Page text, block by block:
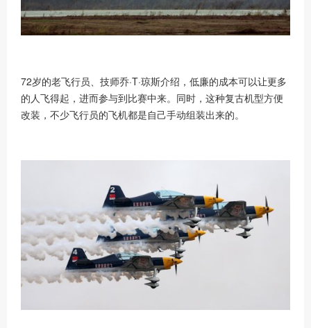
72岁的老飞行员、技师乔·T·琼斯介绍，低廉的成本可以让更多
的人飞得起，进而参与到比赛中来。同时，这种复古机型方便
改装，不少飞行员的飞机都是自己手动组装出来的。